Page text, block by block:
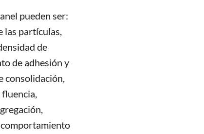
pueden ser:
las partículas,
de
de adhesión y
consolidación,
comportamiento